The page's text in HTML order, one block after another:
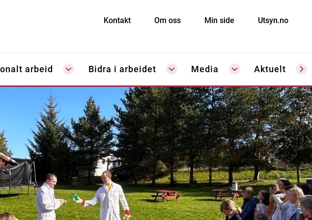
Kontakt Om oss Min side Utsyn.no
arbeid Bidra i arbeidet Media Aktuelt